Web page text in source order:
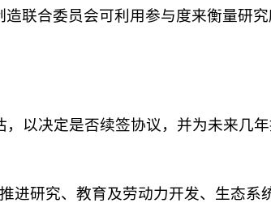
联合委员会可利用参与度来衡量研
，以决定是否续签协议，并为未来几
进研究、教育及劳动力开发、生态系